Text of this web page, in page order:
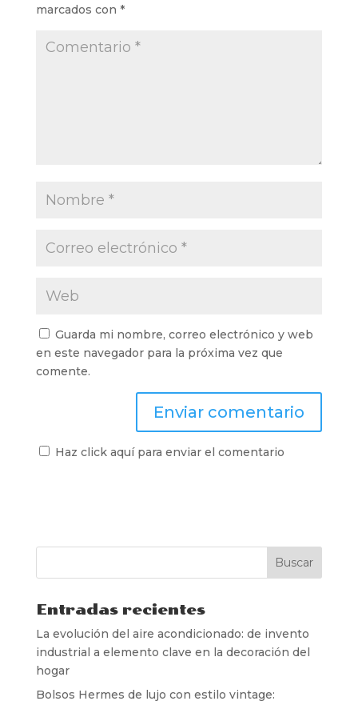
marcados con *
Guarda mi nombre, correo electrónico y web
en este navegador para la próxima vez que
comente.
Haz click aquí para enviar el comentario
Entradas recientes
La evolución del aire acondicionado: de invento
industrial a elemento clave en la decoración del
hogar
Bolsos Hermes de lujo con estilo vintage: